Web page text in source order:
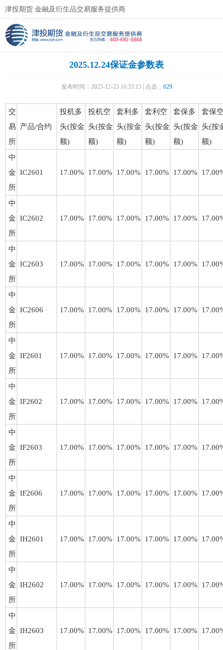
津投期货 金融及衍生品交易服务提供商
2025.12.24保证金参数表
发布时间：2025-12-23 16:33:15 | 点击： 629
交
易
所
产品/合约
投机多
头(按金
额)
投机空
头(按金
额)
套利多
头(按金
额)
套利空
头(按金
额)
套保多
头(按金
额)
套保
头(按
额)
中
金
所
IC2601 17.00% 17.00% 17.00% 17.00% 17.00%
中
金
所
IC2602 17.00% 17.00% 17.00% 17.00% 17.00%
中
金
所
IC2603 17.00% 17.00% 17.00% 17.00% 17.00%
中
金
所
IC2606 17.00% 17.00% 17.00% 17.00% 17.00%
中
金
所
IF2601 17.00% 17.00% 17.00% 17.00% 17.00%
中
金
所
IF2602 17.00% 17.00% 17.00% 17.00% 17.00%
中
金
所
IF2603 17.00% 17.00% 17.00% 17.00% 17.00%
中
金
所
IF2606 17.00% 17.00% 17.00% 17.00% 17.00%
中
金
所
IH2601 17.00% 17.00% 17.00% 17.00% 17.00%
中
金
所
IH2602 17.00% 17.00% 17.00% 17.00% 17.00%
中
金
所
IH2603 17.00% 17.00% 17.00% 17.00% 17.00%